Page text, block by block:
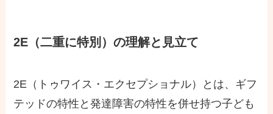
2E（二重に特別）の理解と見立て
2E（トゥワイス・エクセプショナル）とは、ギフ
テッドの特性と発達障害の特性を併せ持つ子ども